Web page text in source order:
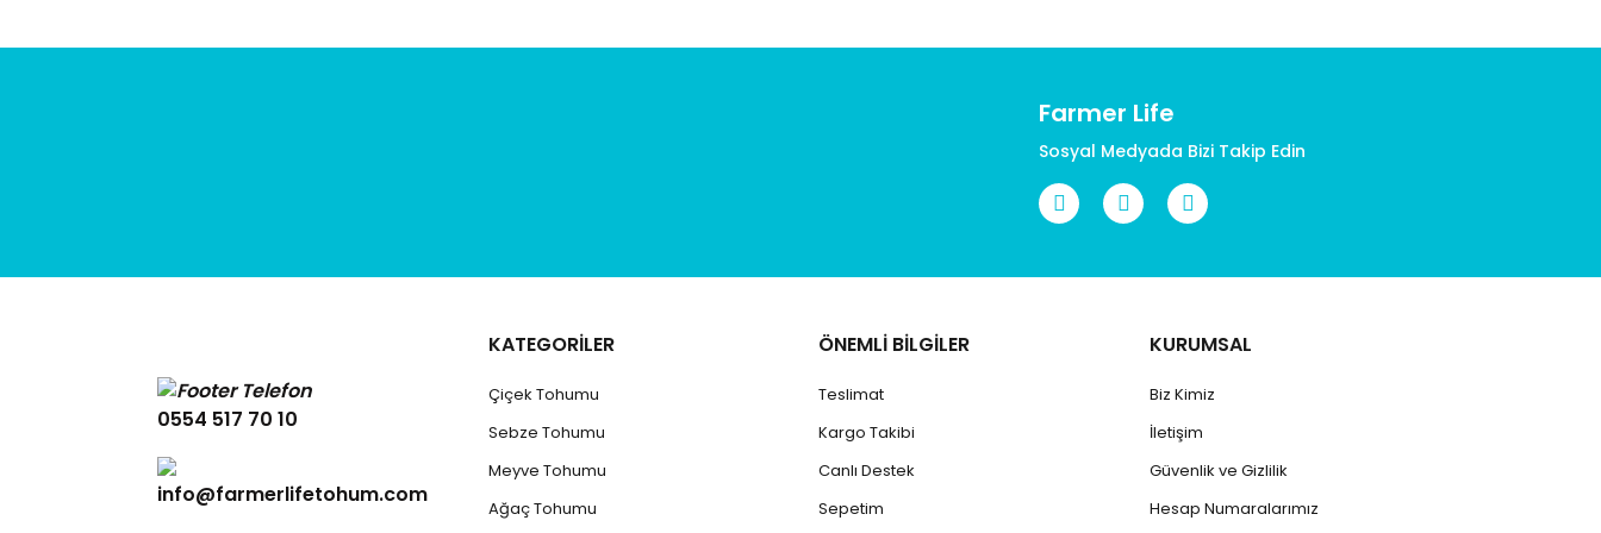
Farmer Life
Sosyal Medyada Bizi Takip Edin
0554 517 70 10
info@farmerlifetohum.com
KATEGORİLER
Çiçek Tohumu
Sebze Tohumu
Meyve Tohumu
Ağaç Tohumu
ÖNEMLİ BİLGİLER
Teslimat
Kargo Takibi
Canlı Destek
Sepetim
KURUMSAL
Biz Kimiz
İletişim
Güvenlik ve Gizlilik
Hesap Numaralarımız